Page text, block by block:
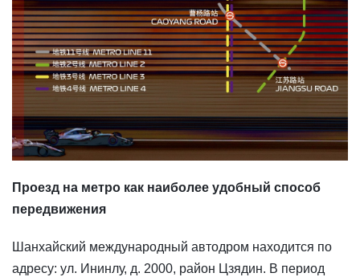
Проезд на метро как наиболее удобный способ
передвижения
Шанхайский международный автодром находится по
адресу: ул. Ининлу, д. 2000, район Цзядин. В период